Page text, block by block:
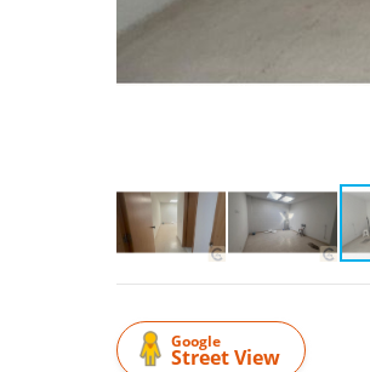
Google
Street View